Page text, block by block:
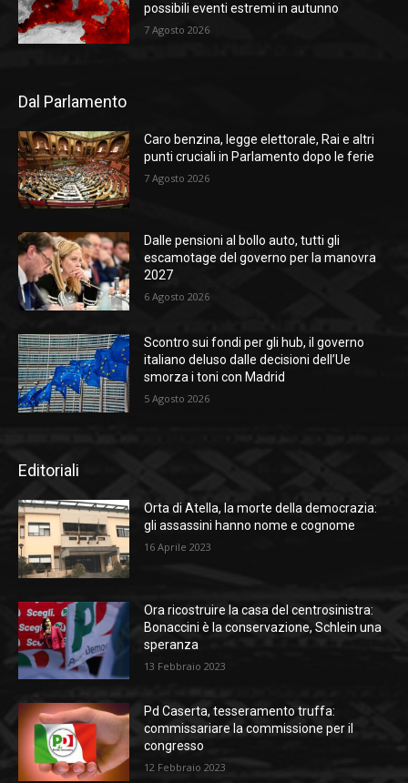
possibili eventi estremi in autunno
7 Agosto 2026
Dal Parlamento
Caro benzina, legge elettorale, Rai e altri
punti cruciali in Parlamento dopo le ferie
7 Agosto 2026
Dalle pensioni al bollo auto, tutti gli
escamotage del governo per la manovra
2027
6 Agosto 2026
Scontro sui fondi per gli hub, il governo
italiano deluso dalle decisioni dell’Ue
smorza i toni con Madrid
5 Agosto 2026
Editoriali
Orta di Atella, la morte della democrazia:
gli assassini hanno nome e cognome
16 Aprile 2023
Ora ricostruire la casa del centrosinistra:
Bonaccini è la conservazione, Schlein una
speranza
13 Febbraio 2023
Pd Caserta, tesseramento truffa:
commissariare la commissione per il
congresso
12 Febbraio 2023